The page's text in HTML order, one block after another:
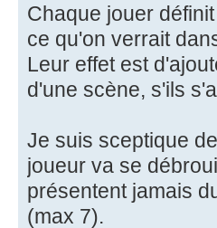
Chaque jouer
ce qu'on verrait
Leur effet est
d'une scène, s'ils
Je suis sceptique
joueur va se
présentent jamais
(max 7).